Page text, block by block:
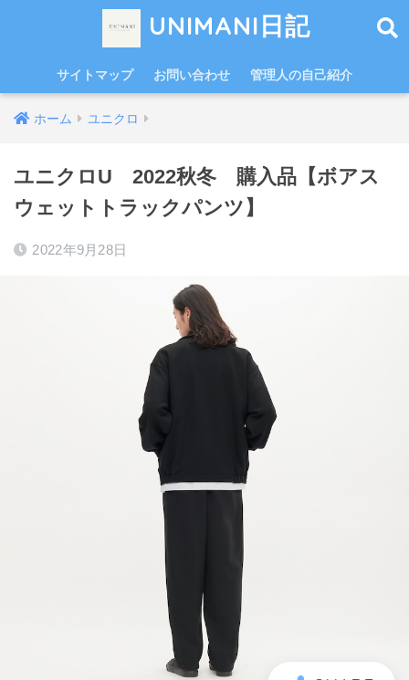
UNIMANI日記
サイトマップ お問い合わせ 管理人の自己紹介
ホーム ユニクロ
ユニクロU 2022秋冬 購入品【ボアス
ウェットトラックパンツ】
2022年9月28日